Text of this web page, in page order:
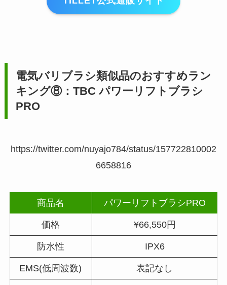
電気バリブラシ類似品のおすすめラン
キング⑧：TBC パワーリフトブラシ
PRO
https://twitter.com/nuyajo784/status/157722810002
6658816
商品名 パワーリフトブラシPRO
価格 ¥66,550円
防水性 IPX6
EMS(低周波数) 表記なし